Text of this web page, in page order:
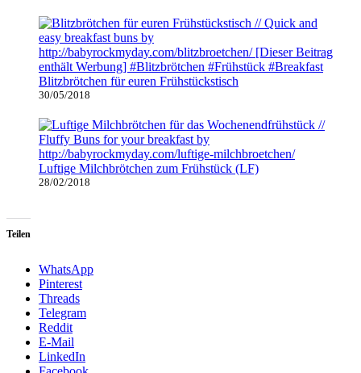
Blitzbrötchen für euren Frühstückstisch
30/05/2018
Luftige Milchbrötchen zum Frühstück (LF)
28/02/2018
Teilen
WhatsApp
Pinterest
Threads
Telegram
Reddit
E-Mail
LinkedIn